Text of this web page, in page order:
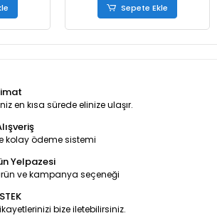
Sepete Ekle
en kısa sürede elinize ulaşır.
kolay ödeme sistemi
Yelpazesi
ve kampanya seçeneği
bize iletebilirsiniz.